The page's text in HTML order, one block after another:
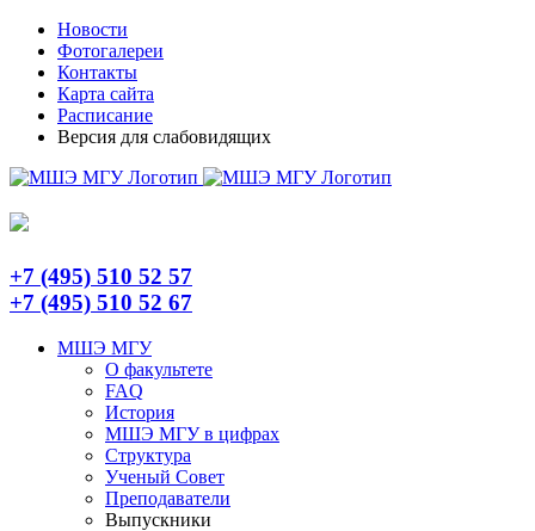
Skip
content
TelegramНовости
Фотогалереи
Контакты
Карта сайта
Расписание
Версия для слабовидящих
+7 (495) 510 52 57
+7 (495) 510 52 67
МШЭ МГУ
О факультете
FAQ
История
МШЭ МГУ в цифрах
Структура
Ученый Совет
Преподаватели
Выпускники